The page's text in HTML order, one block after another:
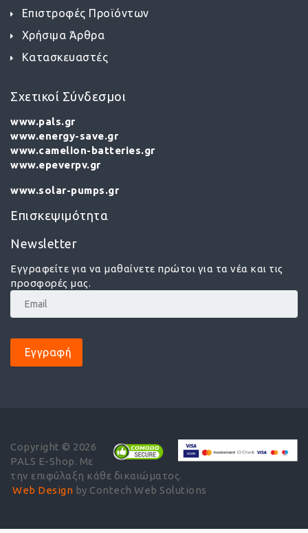
Επιστροφές Προϊόντων
Χρήσιμα Άρθρα
Κατασκευαστές
Σχετικοί Σύνδεσμοι
www.pals.gr
www.energy-save.gr
www.camelion-batteries.gr
www.epeverpv.gr
www.solar-pumps.gr
Επισκεψιμότητα
Newsletter
Εγγραφείτε για να μαθαίνετε πρώτοι για τα νέα και τις
προσφορές μας.
Εγγραφή
Copyright © 2026
PALS E-Shop. Με
την επιφύλαξη κάθε δικαιώματος.
Web Design by Contech Web Solutions